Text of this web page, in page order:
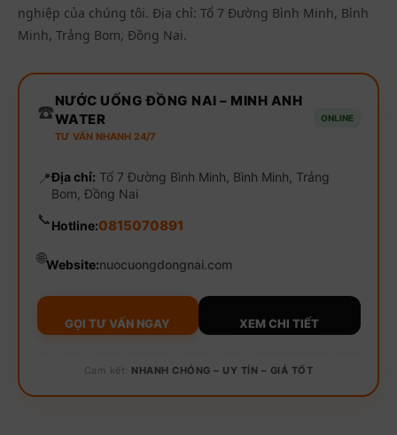
nghiệp của chúng tôi. Địa chỉ: Tổ 7 Đường Bình Minh, Bình
Minh, Trảng Bom, Đồng Nai.
☎️NƯỚC UỐNG ĐỒNG NAI – MINH ANH
WATER
TƯ VẤN NHANH 24/7
ONLINE
📍Địa chỉ: Tổ 7 Đường Bình Minh, Bình Minh, Trảng
Bom, Đồng Nai
📞Hotline:0815070891
🌐Website:nuocuongdongnai.com
GỌI TƯ VẤN NGAY XEM CHI TIẾT
Cam kết: NHANH CHÓNG – UY TÍN – GIÁ TỐT